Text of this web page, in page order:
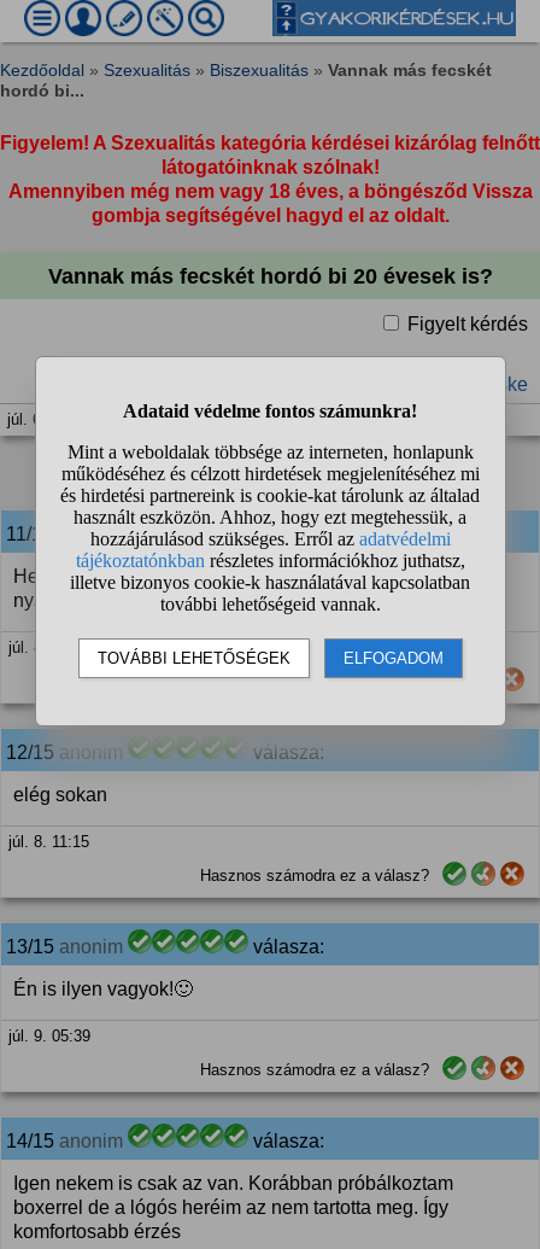
Kezdőoldal » Szexualitás » Biszexualitás » Vannak más fecskét
hordó bi...
Figyelem! A Szexualitás kategória kérdései kizárólag felnőtt
látogatóinknak szólnak!
Amennyiben még nem vagy 18 éves, a böngésződ Vissza
gombja segítségével hagyd el az oldalt.
Vannak más fecskét hordó bi 20 évesek is?
Figyelt kérdés
#fecske
júl. 6. 23:59
❮ 1 2
11/15 anonim válasza:
Helyén tartja a dolgokat, rendszeresen fecskét hordok,
nyáron főleg tangát
júl. 8. 06:41
Hasznos számodra ez a válasz?
12/15 anonim válasza:
elég sokan
júl. 8. 11:15
Hasznos számodra ez a válasz?
13/15 anonim válasza:
Én is ilyen vagyok!🙂
júl. 9. 05:39
Hasznos számodra ez a válasz?
14/15 anonim válasza:
Igen nekem is csak az van. Korábban próbálkoztam
boxerrel de a lógós heréim az nem tartotta meg. Így
komfortosabb érzés